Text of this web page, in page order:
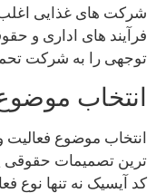
شرکت‌ های غذایی
فرآیند های اداری و
توجهی را به شرکت
انتخاب
انتخاب موضوع
ترین تصمیمات
کد آیسیک نه تنها